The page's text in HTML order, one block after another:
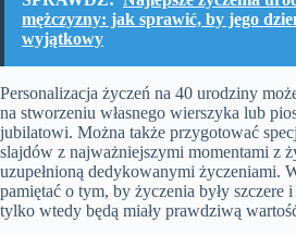
mężczyzny: jak sprawić, by jego
wyjątkowy
Personalizacja życzeń na 40 urodziny
na stworzeniu własnego wierszyka lub
jubilatowi. Można także przygotować
slajdów z najważniejszymi momentami z
uzupełnioną dedykowanymi życzeniami.
pamiętać o tym, by życzenia były szczere
tylko wtedy będą miały prawdziwą